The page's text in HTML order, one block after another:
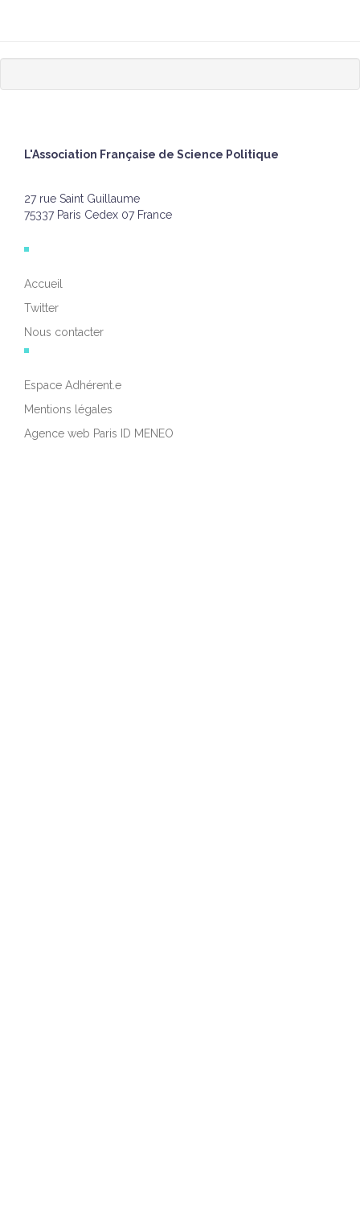
L'Association Française de Science Politique
27 rue Saint Guillaume
75337 Paris Cedex 07 France
Accueil
Twitter
Nous contacter
Espace Adhérent.e
Mentions légales
Agence web Paris ID MENEO